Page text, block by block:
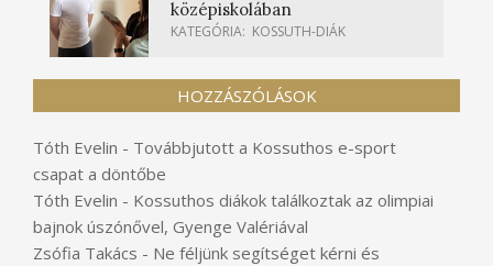
középiskolában
KATEGÓRIA: KOSSUTH-DIÁK
HOZZÁSZÓLÁSOK
Tóth Evelin - Továbbjutott a Kossuthos e-sport
csapat a döntőbe
Tóth Evelin - Kossuthos diákok találkoztak az olimpiai
bajnok úszónővel, Gyenge Valériával
Zsófia Takács - Ne féljünk segítséget kérni és